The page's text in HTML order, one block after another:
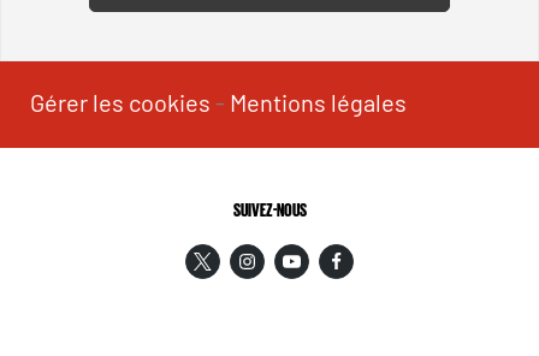
Gérer les cookies - Mentions légales
SUIVEZ-NOUS